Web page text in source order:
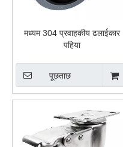
मध्यम 304 प्रवाहकीय ढलाईकार
पहिया
पूछताछ